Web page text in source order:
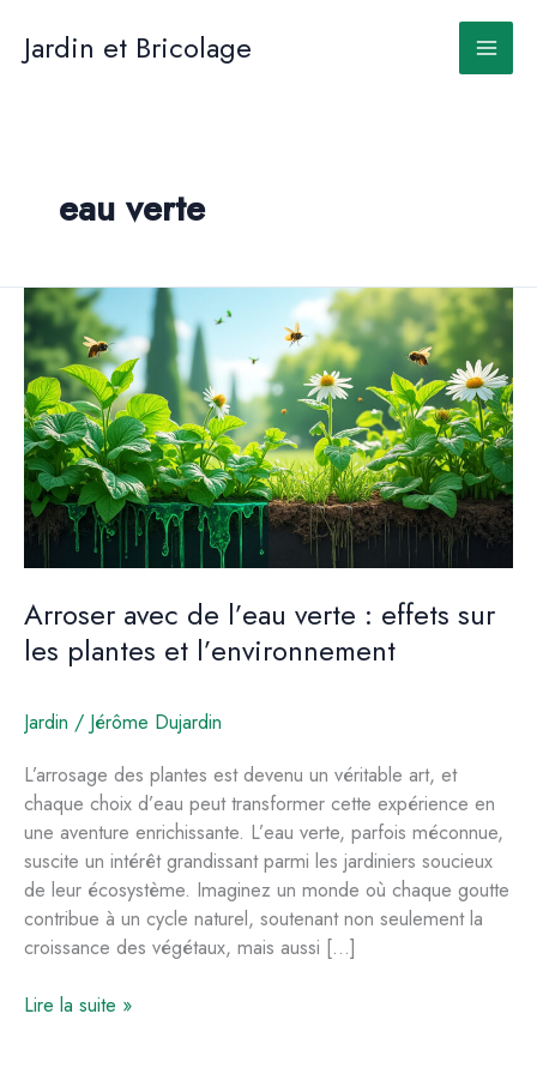
contenu
Jardin et Bricolage
eau verte
Arroser avec de l’eau verte : effets sur
les plantes et l’environnement
Jardin / Jérôme Dujardin
L’arrosage des plantes est devenu un véritable art, et
chaque choix d’eau peut transformer cette expérience en
une aventure enrichissante. L’eau verte, parfois méconnue,
suscite un intérêt grandissant parmi les jardiniers soucieux
de leur écosystème. Imaginez un monde où chaque goutte
contribue à un cycle naturel, soutenant non seulement la
croissance des végétaux, mais aussi […]
Arroser
Lire la suite »